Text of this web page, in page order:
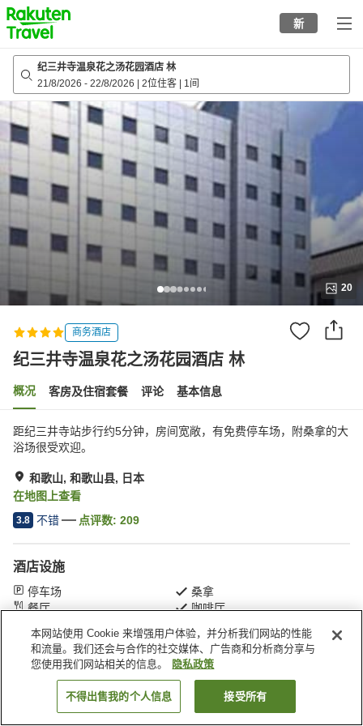
to
top
page
新
纪三井寺温泉花之汤花园酒店 林
21/8/2026 - 22/8/2026 2位住客 1间
20
商务酒店
纪三井寺温泉花之汤花园酒店 林
概况 客房及住宿套餐 评论 基本信息
距纪三井寺站步行约5分钟，房间宽敞，有免费停车场，附桑拿的大
浴场很受欢迎。
和歌山, 和歌山县, 日本
在地图上查看
3.8 不错 点评数: 209
酒店设施
停车场
桑拿
餐厅
咖啡厅
首页 日本 和歌山县 和歌山 纪三井寺温泉花之汤花园酒店 林
搜索客房
本网站使用 Cookie 来增强用户体验，并分析我们网站的性能
和流量。我们还会与合作的社交媒体、广告商和分析商分享与
您使用我们网站相关的信息。
隐私政策
不得出售我的个人信息 接受所有